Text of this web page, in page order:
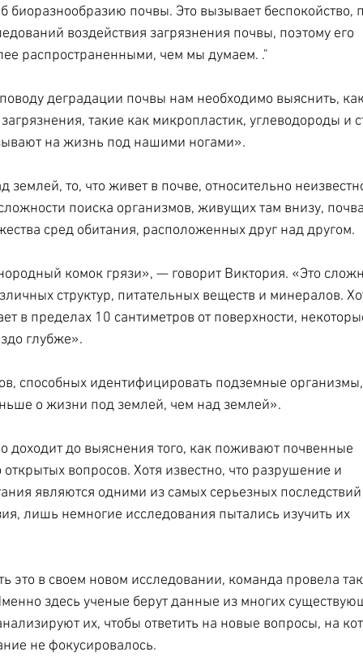
почвы. Это вызывает беспокойство,
воздействия загрязнения почвы, поэтому его
распространенными, чем мы думаем. ."
деградации почвы нам необходимо выяснить,
такие как микропластик, углеводороды и
на жизнь под нашими ногами».
то, что живет в почве, относительно
поиска организмов, живущих там внизу,
сред обитания, расположенных друг над другом.
комок грязи», — говорит Виктория. «Это
структур, питательных веществ и минералов.
в пределах 10 сантиметров от поверхности,
глубже».
способных идентифицировать подземные
о жизни под землей, чем над землей».
доходит до выяснения того, как поживают почвенные
открытых вопросов. Хотя известно, что разрушение и
являются одними из самых серьезных
лишь немногие исследования пытались изучить их
это в своем новом исследовании, команда провела так
здесь ученые берут данные из многих
их, чтобы ответить на новые вопросы, на
не фокусировалось.